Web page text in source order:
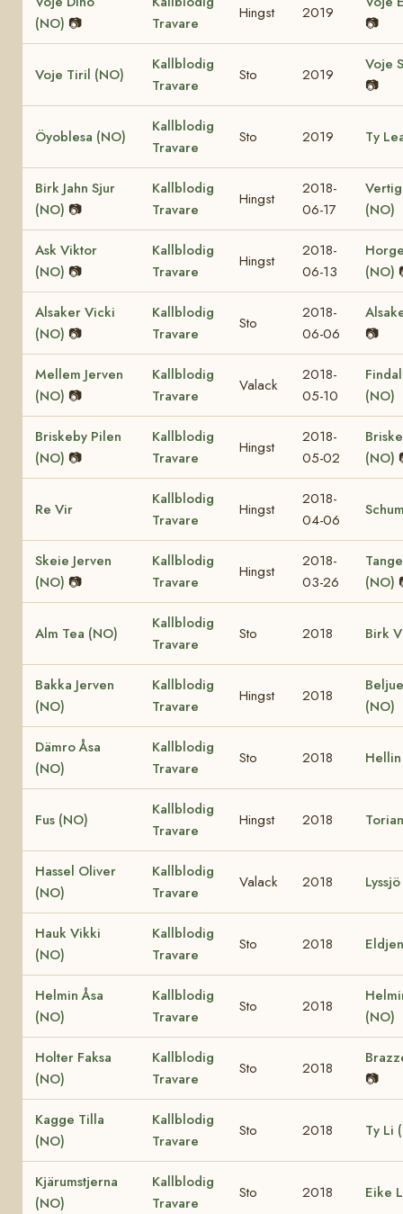
(NO) 📷
Travare
Hingst 2019
📷
Voje Tiril (NO)
Kallblodig
Travare
Sto 2019
Voje
📷
Öyoblesa (NO)
Kallblodig
Travare
Sto 2019 Ty
Birk Jahn Sjur
(NO) 📷
Kallblodig
Travare
Hingst
2018-
06-17
(NO)
Ask Viktor
(NO) 📷
Kallblodig
Travare
Hingst
2018-
06-13
(NO)
Alsaker Vicki
(NO) 📷
Kallblodig
Travare
Sto
2018-
06-06
📷
Mellem Jerven
(NO) 📷
Kallblodig
Travare
Valack
2018-
05-10
(NO)
Briskeby Pilen
(NO) 📷
Kallblodig
Travare
Hingst
2018-
05-02
(NO)
Re Vir
Kallblodig
Travare
Hingst
2018-
04-06
Skeie Jerven
(NO) 📷
Kallblodig
Travare
Hingst
2018-
03-26
(NO)
Alm Tea (NO)
Kallblodig
Travare
Sto 2018 Birk
Bakka Jerven
(NO)
Kallblodig
Travare
Hingst 2018
(NO)
Dämro Åsa
(NO)
Kallblodig
Travare
Sto 2018
Fus (NO)
Kallblodig
Travare
Hingst 2018
Hassel Oliver
(NO)
Kallblodig
Travare
Valack 2018
Hauk Vikki
(NO)
Kallblodig
Travare
Sto 2018
Helmin Åsa
(NO)
Kallblodig
Travare
Sto 2018
(NO)
Holter Faksa
(NO)
Kallblodig
Travare
Sto 2018
📷
Kagge Tilla
(NO)
Kallblodig
Travare
Sto 2018 Ty Li
Kjärumstjerna
(NO)
Kallblodig
Travare
Sto 2018 Eike